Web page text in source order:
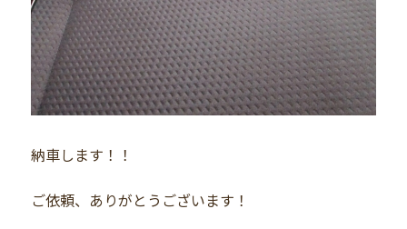
納車します！！
ご依頼、ありがとうございます！